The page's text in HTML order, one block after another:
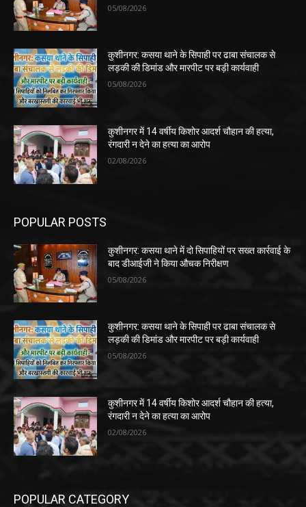
05/08/2026
कुशीनगर: कसया थाने के सिपाही पर ढाबा संचालक से
लड़की की डिमांड और मारपीट पर बड़ी कार्यवाही
05/08/2026
कुशीनगर में 14 वर्षीय किशोर आदर्श चौहान की हत्या,
रंगदारी न देने का हत्या का आरोप
02/08/2026
POPULAR POSTS
कुशीनगर: कसया थाने में दो सिपाहियों पर सख्त कार्रवाई के
बाद डीआईजी ने किया औचक निरीक्षण
05/08/2026
कुशीनगर: कसया थाने के सिपाही पर ढाबा संचालक से
लड़की की डिमांड और मारपीट पर बड़ी कार्यवाही
05/08/2026
कुशीनगर में 14 वर्षीय किशोर आदर्श चौहान की हत्या,
रंगदारी न देने का हत्या का आरोप
02/08/2026
POPULAR CATEGORY